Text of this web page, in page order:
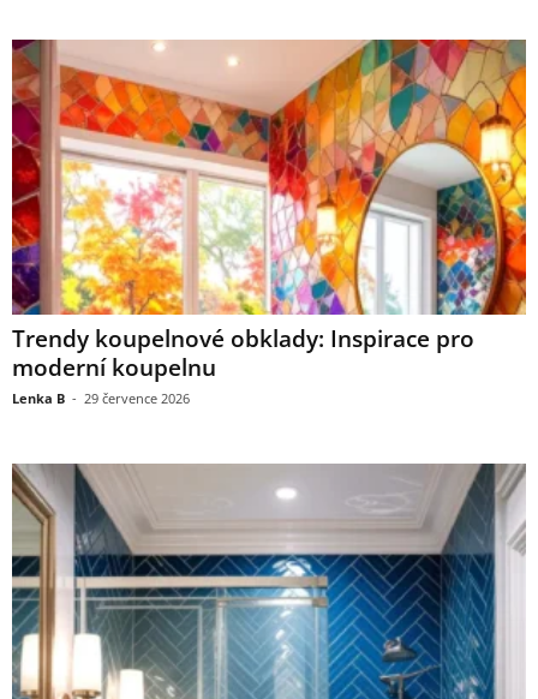
Trendy koupelnové obklady: Inspirace pro
moderní koupelnu
Lenka B - 29 července 2026